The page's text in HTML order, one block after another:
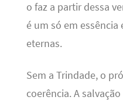
o faz a partir dessa
é um só em essência
eternas.
Sem a Trindade, o
coerência. A